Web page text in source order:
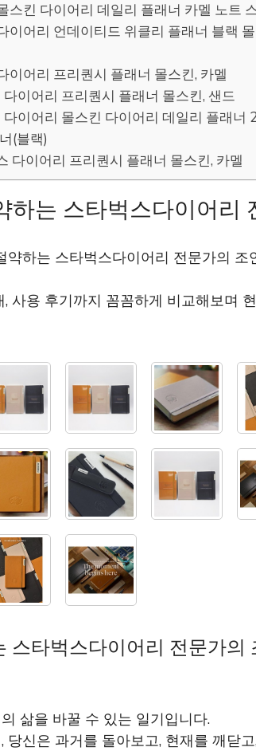
스킨 다이어리 데일리 플래너 카멜 노트
이어리 언데이티드 위클리 플래너 블랙
이어리 프리퀀시 플래너 몰스킨, 카멜
이어리 프리퀀시 플래너 몰스킨, 샌드
이어리 몰스킨 다이어리 데일리 플래너
(블랙)
다이어리 프리퀀시 플래너 몰스킨, 카멜
하는 스타벅스다이어리
약하는 스타벅스다이어리 전문가의
사용 후기까지 꼼꼼하게 비교해보며
스타벅스다이어리 전문가의
삶을 바꿀 수 있는 일기입니다.
당신은 과거를 돌아보고, 현재를 깨닫